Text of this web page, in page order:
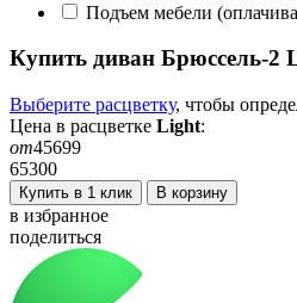
Подъем мебели
Купить диван Брюссель-2
Выберите расцветку, чтобы
Цена в расцветке Light:
от45699
65300
Купить в 1 клик В корзину
в избранное
поделиться